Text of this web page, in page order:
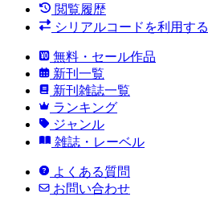
閲覧履歴
シリアルコードを利用する
無料・セール作品
新刊一覧
新刊雑誌一覧
ランキング
ジャンル
雑誌・レーベル
よくある質問
お問い合わせ